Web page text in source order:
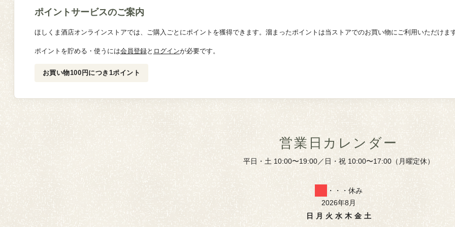
ポイントサービスのご案内
ほしくま酒店オンラインストアでは、ご購入ごとにポイントを獲得できます。溜まったポイントは当ストアでのお買い物にご利用いただけま
ポイントを貯める・使うには会員登録と ログインが必要です。
お買い物100円につき1ポイント
営業日カレンダー
平日・土 10:00〜19:00／日・祝 10:00〜17:00（月曜定休）
・・・休み
2026年8月
日 月 火 水 木 金 土